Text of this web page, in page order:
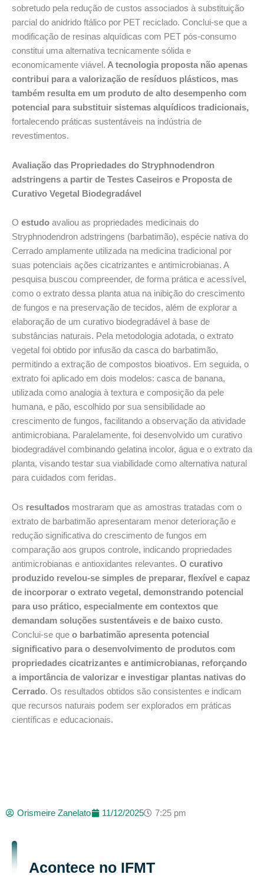
sobretudo pela redução de custos associados à substituição
parcial do anidrido ftálico por PET reciclado. Conclui-se que a
modificação de resinas alquídicas com PET pós-consumo
constitui uma alternativa tecnicamente sólida e
economicamente viável. A tecnologia proposta não apenas
contribui para a valorização de resíduos plásticos, mas
também resulta em um produto de alto desempenho com
potencial para substituir sistemas alquídicos tradicionais,
fortalecendo práticas sustentáveis na indústria de
revestimentos.
Avaliação das Propriedades do Stryphnodendron
adstringens a partir de Testes Caseiros e Proposta de
Curativo Vegetal Biodegradável
O estudo avaliou as propriedades medicinais do
Stryphnodendron adstringens (barbatimão), espécie nativa do
Cerrado amplamente utilizada na medicina tradicional por
suas potenciais ações cicatrizantes e antimicrobianas. A
pesquisa buscou compreender, de forma prática e acessível,
como o extrato dessa planta atua na inibição do crescimento
de fungos e na preservação de tecidos, além de explorar a
elaboração de um curativo biodegradável à base de
substâncias naturais. Pela metodologia adotada, o extrato
vegetal foi obtido por infusão da casca do barbatimão,
permitindo a extração de compostos bioativos. Em seguida, o
extrato foi aplicado em dois modelos: casca de banana,
utilizada como analogia à textura e composição da pele
humana, e pão, escolhido por sua sensibilidade ao
crescimento de fungos, facilitando a observação da atividade
antimicrobiana. Paralelamente, foi desenvolvido um curativo
biodegradável combinando gelatina incolor, água e o extrato da
planta, visando testar sua viabilidade como alternativa natural
para cuidados com feridas.
Os resultados mostraram que as amostras tratadas com o
extrato de barbatimão apresentaram menor deterioração e
redução significativa do crescimento de fungos em
comparação aos grupos controle, indicando propriedades
antimicrobianas e antioxidantes relevantes. O curativo
produzido revelou-se simples de preparar, flexível e capaz
de incorporar o extrato vegetal, demonstrando potencial
para uso prático, especialmente em contextos que
demandam soluções sustentáveis e de baixo custo.
Conclui-se que o barbatimão apresenta potencial
significativo para o desenvolvimento de produtos com
propriedades cicatrizantes e antimicrobianas, reforçando
a importância de valorizar e investigar plantas nativas do
Cerrado. Os resultados obtidos são consistentes e indicam
que recursos naturais podem ser explorados em práticas
científicas e educacionais.
Orismeire Zanelato 11/12/2025 7:25 pm
Acontece no IFMT